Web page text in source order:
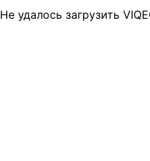
Не удалось загрузить